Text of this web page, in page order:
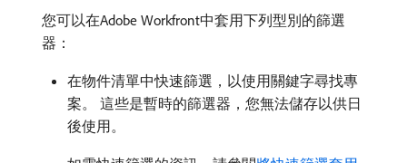
您可以在Adobe Workfront中套用下列型別的篩選
器：
在物件清單中快速篩選，以使用關鍵字尋找專
案。 這些是暫時的篩選器，您無法儲存以供日
後使用。